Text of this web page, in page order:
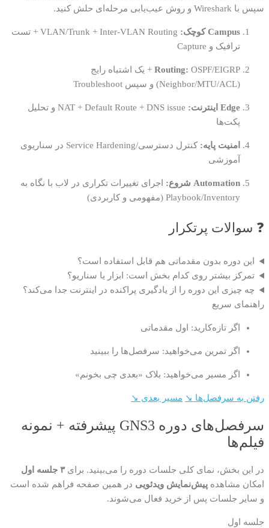
سپس با Wireshark و روش عیب‌یابی مرحله‌ای حلش کنید.
Campus کوچک:
VLAN/Trunk + Inter-VLAN Routing + تست
ترافیک و Capture
Routing: OSPF/EIGRP + یک اشتباه رایج
(Neighbor/MTU/ACL) و سپس Troubleshoot
Edge اینترنت:
NAT + Default Route + DNS issue و تحلیل
پکت‌ها
امنیت پایه:
کنترل دسترسی/Service Hardening در سناریوی
آموزشی
Automation شروع:
اجرای تغییرات تکراری در لاب با نگاه به
Playbook/Inventory (مفهومی و کاربردی)
❓ سوالات پرتکرار
این دوره بدون مقدماتی هم قابل استفاده است؟
تمرکز بیشتر روی کدام بخش است: ابزار یا سناریو؟
چه چیزی این دوره را از یادگیری پراکنده در اینترنت جدا می‌کند؟
راهنمای سریع
اگر تازه‌کارید: اول مقدماتی
اگر تمرین می‌خواهید: سرفصل‌ها را ببینید
اگر مسیر می‌خواهید: بلاک «بعدی چی بخونم»
رفتن به سرفصل‌ها ↘ مسیر بعدی ↘
سرفصل‌های دوره GNS3 پیشرفته + نمونه
فیلم‌ها
در این بخش، نمای کلی جلسات دوره را می‌بینید. برای۳ جلسه اول
امکان مشاهده پیش‌نمایش ویدئویی در همین صفحه فراهم شده است
و سایر جلسات پس از خرید فعال می‌شوند.
جلسه اول